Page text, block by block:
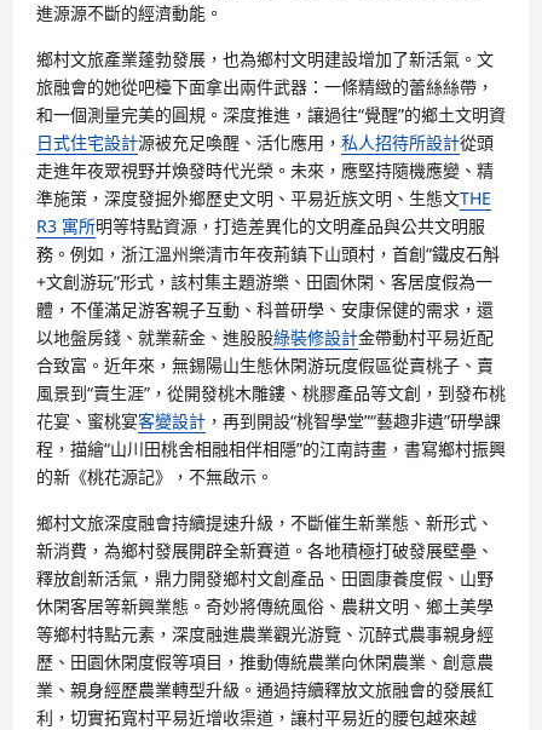
進源源不斷的經濟動能。
鄉村文旅產業蓬勃發展，也為鄉村文明建設增加了新活氣。文
旅融會的她從吧檯下面拿出兩件武器：一條精緻的蕾絲絲帶，
和一個測量完美的圓規。深度推進，讓過往“覺醒”的鄉土文明資
日式住宅設計源被充足喚醒、活化應用， 私人招待所設計從頭
走進年夜眾視野并煥發時代光榮。未來，應堅持隨機應變、精
準施策，深度發掘外鄉歷史文明、平易近族文明、生態文THE
R3 寓所明等特點資源，打造差異化的文明產品與公共文明服
務。例如，浙江溫州樂清市年夜荊鎮下山頭村，首創“鐵皮石斛
+文創游玩”形式，該村集主題游樂、田園休閑、客居度假為一
體，不僅滿足游客親子互動、科普研學、安康保健的需求，還
以地盤房錢、就業薪金、進股股綠裝修設計金帶動村平易近配
合致富。近年來，無錫陽山生態休閑游玩度假區從賣桃子、賣
風景到“賣生涯”，從開發桃木雕鏤、桃膠產品等文創，到發布桃
花宴、蜜桃宴客變設計 ，再到開設“桃智學堂”“藝趣非遺”研學課
程，描繪“山川田桃舍相融相伴相隱”的江南詩畫，書寫鄉村振興
的新《桃花源記》，不無啟示。
鄉村文旅深度融會持續提速升級，不斷催生新業態、新形式、
新消費，為鄉村發展開辟全新賽道。各地積極打破發展壁壘、
釋放創新活氣，鼎力開發鄉村文創產品、田園康養度假、山野
休閑客居等新興業態。奇妙將傳統風俗、農耕文明、鄉土美學
等鄉村特點元素，深度融進農業觀光游覽、沉醉式農事親身經
歷、田園休閑度假等項目，推動傳統農業向休閑農業、創意農
業、親身經歷農業轉型升級。通過持續釋放文旅融會的發展紅
利，切實拓寬村平易近增收渠道，讓村平易近的腰包越來越